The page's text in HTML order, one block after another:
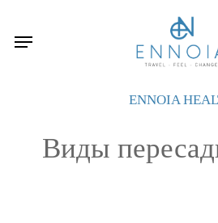
main
Menu
ENNOIA
Виды